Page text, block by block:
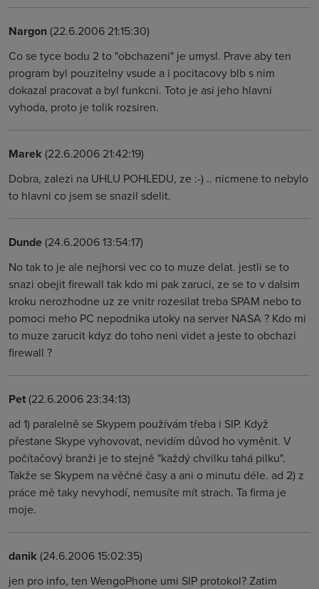
Nargon(22.6.2006 21:15:30)
Co se tyce bodu 2 to "obchazeni" je umysl. Prave aby ten
program byl pouzitelny vsude a i pocitacovy blb s nim
dokazal pracovat a byl funkcni. Toto je asi jeho hlavni
vyhoda, proto je tolik rozsiren.
Marek (22.6.2006 21:42:19)
Dobra, zalezi na UHLU POHLEDU, ze :-) .. nicmene to nebylo
to hlavni co jsem se snazil sdelit.
Dunde(24.6.2006 13:54:17)
No tak to je ale nejhorsi vec co to muze delat. jestli se to
snazi obejit firewall tak kdo mi pak zaruci, ze se to v dalsim
kroku nerozhodne uz ze vnitr rozesilat treba SPAM nebo to
pomoci meho PC nepodnika utoky na server NASA ? Kdo mi
to muze zarucit kdyz do toho neni videt a jeste to obchazi
firewall ?
Pet(22.6.2006 23:34:13)
ad 1) paralelně se Skypem používám třeba i SIP. Když
přestane Skype vyhovovat, nevidím důvod ho vyměnit. V
počítačový branži je to stejně "každý chvilku tahá pilku".
Takže se Skypem na věčné časy a ani o minutu déle. ad 2) z
práce mě taky nevyhodí, nemusíte mít strach. Ta firma je
moje.
danik (24.6.2006 15:02:35)
jen pro info, ten WengoPhone umi SIP protokol? Zatim